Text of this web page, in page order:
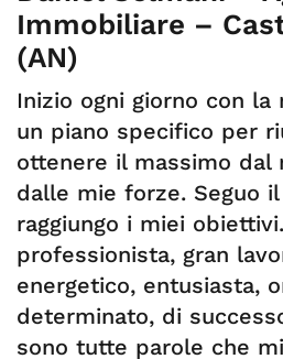
Immobiliare –
(AN)
Inizio ogni giorno con
un piano specifico per
ottenere il massimo dal
dalle mie forze. Seguo
raggiungo i miei
professionista, gran
energetico, entusiasta,
determinato, di
sono tutte parole che